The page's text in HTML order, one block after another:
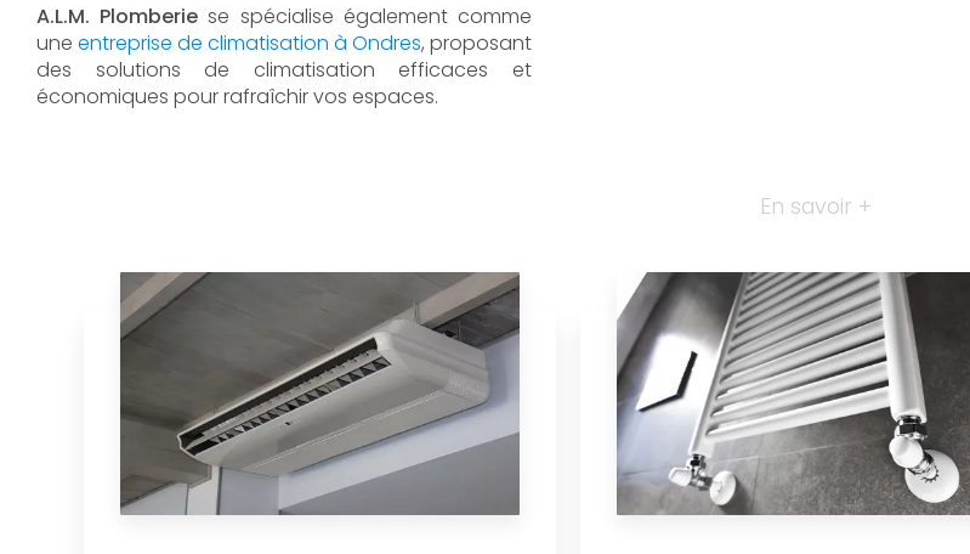
A.L.M. Plomberie se spécialise également comme
une entreprise de climatisation à Ondres, proposant
des solutions de climatisation efficaces et
économiques pour rafraîchir vos espaces.
En savoir +